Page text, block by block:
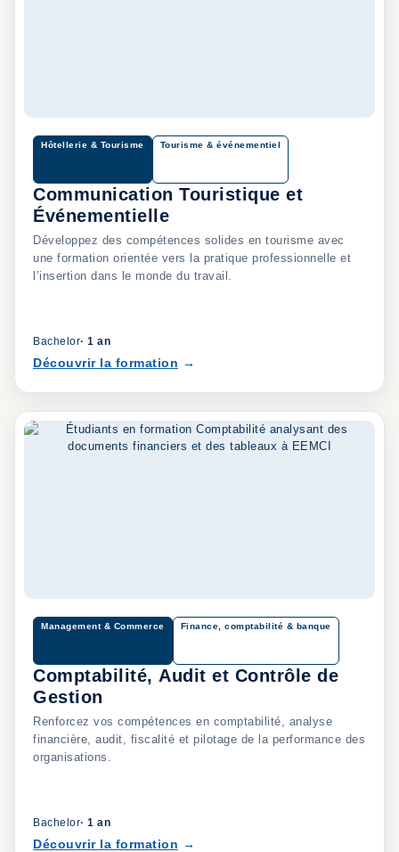
Hôtellerie & Tourisme Tourisme & événementiel
Communication Touristique et
Événementielle
Développez des compétences solides en tourisme avec
une formation orientée vers la pratique professionnelle et
l’insertion dans le monde du travail.
Bachelor· 1 an
Découvrir la formation
Management & Commerce Finance, comptabilité & banque
Comptabilité, Audit et Contrôle de
Gestion
Renforcez vos compétences en comptabilité, analyse
financière, audit, fiscalité et pilotage de la performance des
organisations.
Bachelor· 1 an
Découvrir la formation